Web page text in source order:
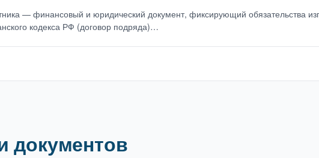
— финансовый и юридический документ, фиксирующий обязательства
кодекса РФ (договор подряда)…
документов